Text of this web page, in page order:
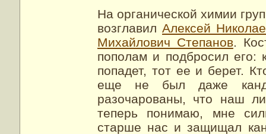
На органической химии
возглавил Алексей
Михайлович Степанов.
пополам и подбросил его:
попадет, тот ее и берет.
еще не был даже
разочарованы, что наш
теперь понимаю, мне
старше нас и защищал